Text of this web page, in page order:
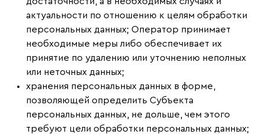
актуальности по отношению к целям обработки
персональных данных; Оператор принимает
необходимые меры либо обеспечивает их
принятие по удалению или уточнению неполных
или неточных данных;
хранения персональных данных в форме,
позволяющей определить Субъекта
персональных данных, не дольше, чем этого
требуют цели обработки персональных данных;